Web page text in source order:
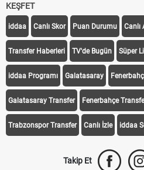
KEŞFET
iddaa Canlı Skor Puan Durumu Canlı
Transfer Haberleri TV'de Bugün Süper
iddaa Programı Galatasaray
Galatasaray Transfer Fenerbahçe
Trabzonspor Transfer Canlı İzle iddaa
Takip Et